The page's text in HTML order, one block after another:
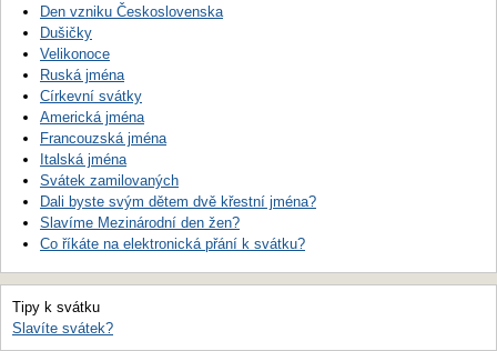
Den vzniku Československa
Dušičky
Velikonoce
Ruská jména
Církevní svátky
Americká jména
Francouzská jména
Italská jména
Svátek zamilovaných
Dali byste svým dětem dvě křestní jména?
Slavíme Mezinárodní den žen?
Co říkáte na elektronická přání k svátku?
Tipy k svátku
Slavíte svátek?